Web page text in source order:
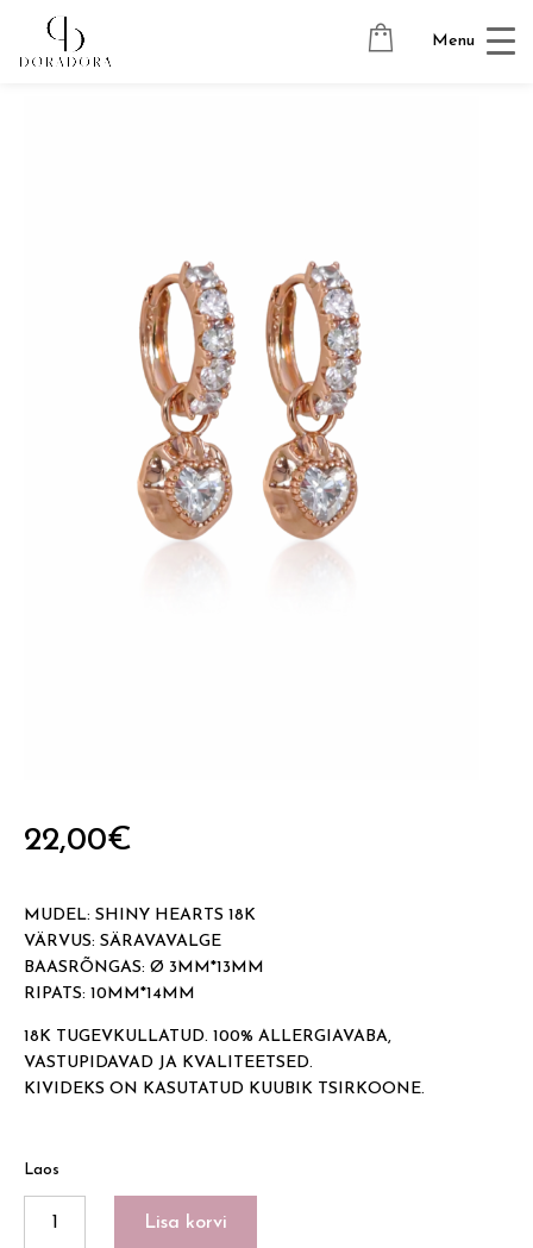
Menu
Avaleht Ripatsitega kõrvarõngad
→
SHINY HEARTS 18K
22,00€
MUDEL: SHINY HEARTS 18K
VÄRVUS: SÄRAVAVALGE
BAASRÕNGAS: Ø 3MM*13MM
RIPATS: 10MM*14MM
18K TUGEVKULLATUD. 100% ALLERGIAVABA,
VASTUPIDAVAD JA KVALITEETSED.
KIVIDEKS ON KASUTATUD KUUBIK TSIRKOONE.
Laos
HEARTS
Lisa korvi